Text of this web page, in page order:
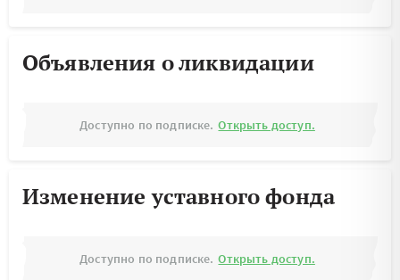
Объявления о ликвидации
Доступно по подписке. Открыть доступ.
Изменение уставного фонда
Доступно по подписке. Открыть доступ.